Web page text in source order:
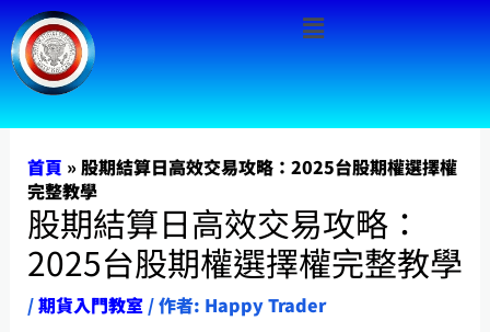
跳
至
主
要
Menu
首頁 » 股期結算日高效交易攻略：2025台股期權選擇權
完整教學
股期結算日高效交易攻略：
2025台股期權選擇權完整教學
/期貨入門教室/ 作者: Happy Trader